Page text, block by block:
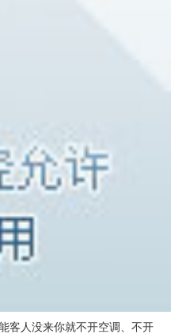
客人没来你就不开空调、不开